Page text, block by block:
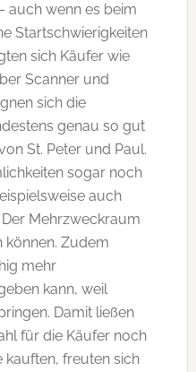
auch wenn es beim
Startschwierigkeiten
sich Käufer wie
Scanner und
sich die
genau so gut
St. Peter und Paul.
sogar noch
auch
Mehrzweckraum
können. Zudem
mehr
kann, weil
Damit ließen
für die Käufer noch
kauften, freuten sich